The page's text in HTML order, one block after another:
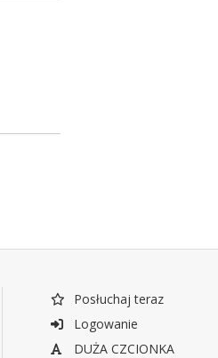
Posłuchaj teraz
Logowanie
DUŻA CZCIONKA